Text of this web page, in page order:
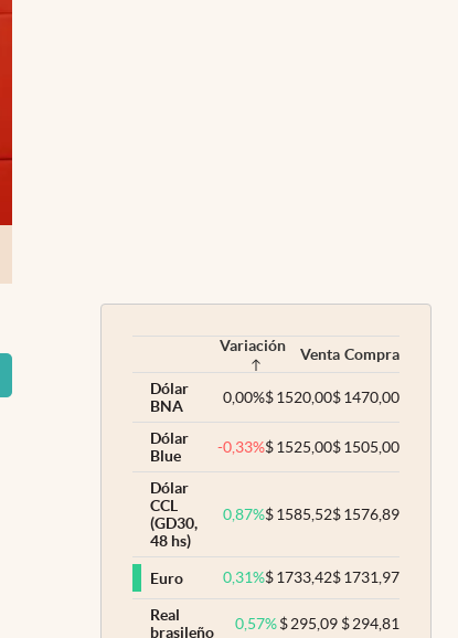
Variación Venta Compra
Dólar
BNA
0,00%$1520,00$1470,00
Dólar
Blue
-0,33%$1525,00$1505,00
Dólar
CCL
(GD30,
48 hs)
0,87%$1585,52$1576,89
Euro 0,31%$1733,42$1731,97
Real
brasileño
0,57% $295,09 $294,81